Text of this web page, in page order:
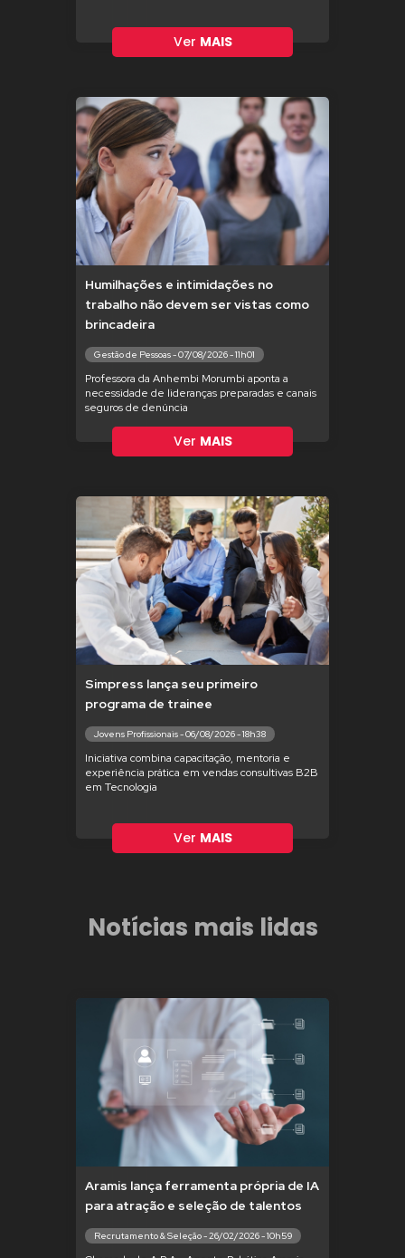
Ver MAIS
Humilhações e intimidações no
trabalho não devem ser vistas como
brincadeira
Gestão de Pessoas - 07/08/2026 - 11h01
Professora da Anhembi Morumbi aponta a
necessidade de lideranças preparadas e canais
seguros de denúncia
Ver MAIS
Simpress lança seu primeiro
programa de trainee
Jovens Profissionais - 06/08/2026 - 18h38
Iniciativa combina capacitação, mentoria e
experiência prática em vendas consultivas B2B
em Tecnologia
Ver MAIS
Notícias mais lidas
Aramis lança ferramenta própria de IA
para atração e seleção de talentos
Recrutamento & Seleção - 26/02/2026 - 10h59